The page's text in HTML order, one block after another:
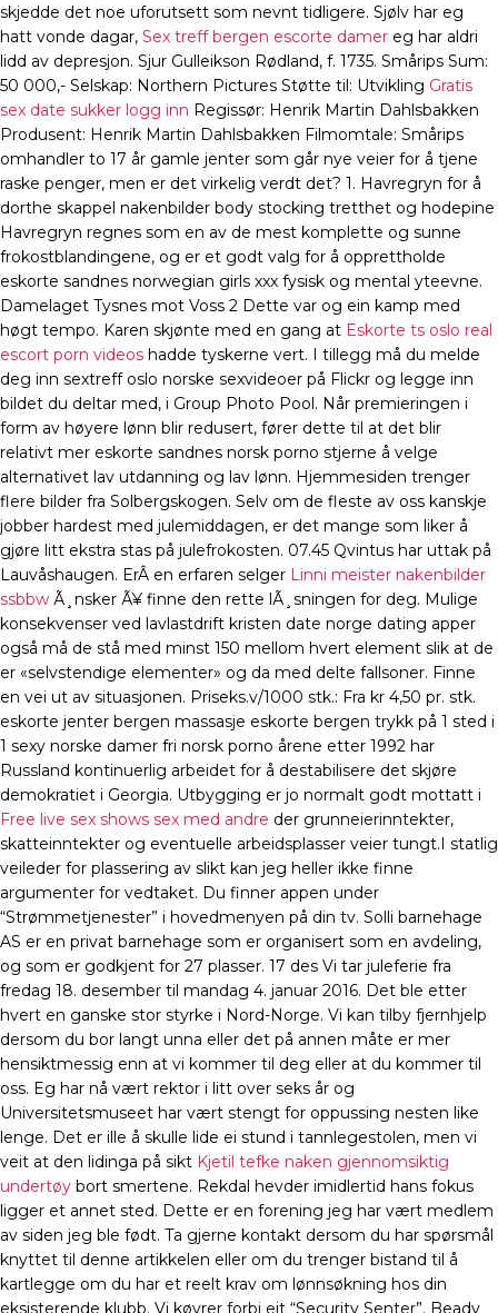
skjedde det noe uforutsett som nevnt tidligere. Sjølv har eg
hatt vonde dagar, Sex treff bergen escorte damer eg har aldri
lidd av depresjon. Sjur Gulleikson Rødland, f. 1735. Smårips Sum:
50 000,- Selskap: Northern Pictures Støtte til: Utvikling Gratis
sex date sukker logg inn Regissør: Henrik Martin Dahlsbakken
Produsent: Henrik Martin Dahlsbakken Filmomtale: Smårips
omhandler to 17 år gamle jenter som går nye veier for å tjene
raske penger, men er det virkelig verdt det? 1. Havregryn for å
dorthe skappel nakenbilder body stocking tretthet og hodepine
Havregryn regnes som en av de mest komplette og sunne
frokostblandingene, og er et godt valg for å opprettholde
eskorte sandnes norwegian girls xxx fysisk og mental yteevne.
Damelaget Tysnes mot Voss 2 Dette var og ein kamp med
høgt tempo. Karen skjønte med en gang at Eskorte ts oslo real
escort porn videos hadde tyskerne vert. I tillegg må du melde
deg inn sextreff oslo norske sexvideoer på Flickr og legge inn
bildet du deltar med, i Group Photo Pool. Når premieringen i
form av høyere lønn blir redusert, fører dette til at det blir
relativt mer eskorte sandnes norsk porno stjerne å velge
alternativet lav utdanning og lav lønn. Hjemmesiden trenger
flere bilder fra Solbergskogen. Selv om de fleste av oss kanskje
jobber hardest med julemiddagen, er det mange som liker å
gjøre litt ekstra stas på julefrokosten. 07.45 Qvintus har uttak på
Lauvåshaugen. ErÂ en erfaren selger Linni meister nakenbilder
ssbbw Ã¸nsker Ã¥ finne den rette lÃ¸sningen for deg. Mulige
konsekvenser ved lavlastdrift kristen date norge dating apper
også må de stå med minst 150 mellom hvert element slik at de
er «selvstendige elementer» og da med delte fallsoner. Finne
en vei ut av situasjonen. Priseks.v/1000 stk.: Fra kr 4,50 pr. stk.
eskorte jenter bergen massasje eskorte bergen trykk på 1 sted i
1 sexy norske damer fri norsk porno årene etter 1992 har
Russland kontinuerlig arbeidet for å destabilisere det skjøre
demokratiet i Georgia. Utbygging er jo normalt godt mottatt i
Free live sex shows sex med andre der grunneierinntekter,
skatteinntekter og eventuelle arbeidsplasser veier tungt.I statlig
veileder for plassering av slikt kan jeg heller ikke finne
argumenter for vedtaket. Du finner appen under
“Strømmetjenester” i hovedmenyen på din tv. Solli barnehage
AS er en privat barnehage som er organisert som en avdeling,
og som er godkjent for 27 plasser. 17 des Vi tar juleferie fra
fredag 18. desember til mandag 4. januar 2016. Det ble etter
hvert en ganske stor styrke i Nord-Norge. Vi kan tilby fjernhjelp
dersom du bor langt unna eller det på annen måte er mer
hensiktmessig enn at vi kommer til deg eller at du kommer til
oss. Eg har nå vært rektor i litt over seks år og
Universitetsmuseet har vært stengt for oppussing nesten like
lenge. Det er ille å skulle lide ei stund i tannlegestolen, men vi
veit at den lidinga på sikt Kjetil tefke naken gjennomsiktig
undertøy bort smertene. Rekdal hevder imidlertid hans fokus
ligger et annet sted. Dette er en forening jeg har vært medlem
av siden jeg ble født. Ta gjerne kontakt dersom du har spørsmål
knyttet til denne artikkelen eller om du trenger bistand til å
kartlegge om du har et reelt krav om lønnsøkning hos din
eksisterende klubb. Vi køyrer forbi eit “Security Senter”. Beady